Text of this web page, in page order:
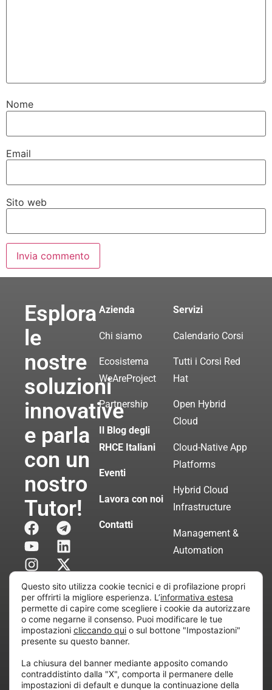
Nome
Email
Sito web
Esplora
le
nostre
soluzioni
innovative
e parla
con un
nostro
Tutor!
Azienda
Chi siamo
Ecosistema
WeAreProject
Partnership
Il Blog degli
RHCE Italiani
Eventi
Lavora con noi
Contatti
Servizi
Calendario Corsi
Tutti i Corsi Red
Hat
Open Hybrid
Cloud
Cloud-Native App
Platforms
Hybrid Cloud
Infrastructure
Management &
Automation
Servizi di
Consulenza
Certificata
all’attività di direzione e coordinamento di “Project
Informatica”
Questo sito utilizza cookie tecnici e di profilazione propri
per offrirti la migliore esperienza. L’informativa estesa
permette di capire come scegliere i cookie da autorizzare
o come negarne il consenso. Puoi modificare le tue
impostazioni cliccando qui o sul bottone "Impostazioni"
presente su questo banner.
La chiusura del banner mediante apposito comando
contraddistinto dalla "X", comporta il permanere delle
impostazioni di default e dunque la continuazione della